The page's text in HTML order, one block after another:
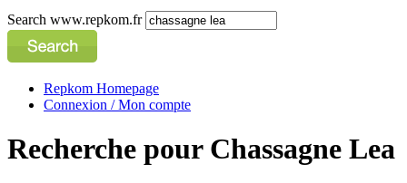
Search www.repkom.fr
Repkom Homepage
Connexion / Mon compte
Recherche pour Chassagne Lea